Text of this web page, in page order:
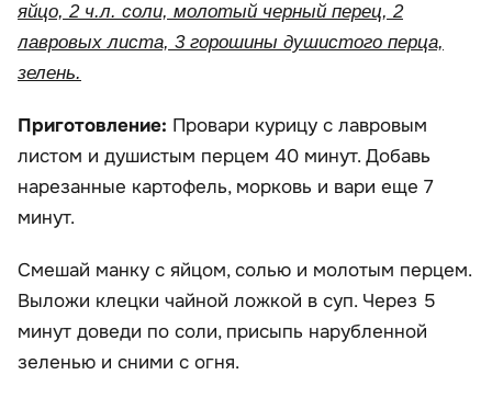
яйцо, 2 ч.л. соли, молотый черный перец, 2
лавровых листа, 3 горошины душистого перца,
зелень.
Приготовление: Провари курицу с лавровым
листом и душистым перцем 40 минут. Добавь
нарезанные картофель, морковь и вари еще 7
минут.
Смешай манку с яйцом, солью и молотым перцем.
Выложи клецки чайной ложкой в суп. Через 5
минут доведи по соли, присыпь нарубленной
зеленью и сними с огня.